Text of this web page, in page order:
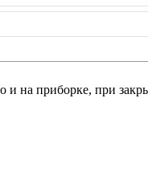
на приборке, при